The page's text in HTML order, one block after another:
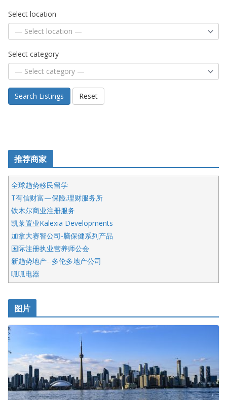
Select location
Select category
Search Listings Reset
推荐商家
全球趋势移民留学
T有信财富—保险.理财服务所
铁木尔商业注册服务
凯莱置业Kalexia Developments
加拿大赛智公司-脑保健系列产品
国际注册执业营养师公会
新趋势地产--多伦多地产公司
呱呱电器
开明车行KS CAR SALES & SERVICE
皇后金融集团
铁木尔商业注册服务
图片